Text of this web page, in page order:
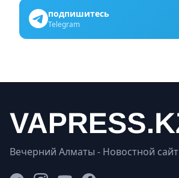
подпишитесь
Telegram
Вечерний Алматы - Новостной сайт